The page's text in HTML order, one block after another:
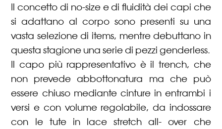
Il concetto di no-size e di fluidità dei capi che
si adattano al corpo sono presenti su una
vasta selezione di items, mentre debuttano in
questa stagione una serie di pezzi genderless.
Il capo più rappresentativo è il trench, che
non prevede abbottonatura ma che può
essere chiuso mediante cinture in entrambi i
versi e con volume regolabile, da indossare
con le tute in lace stretch all- over che